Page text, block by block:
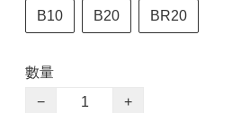
B10 B20 BR20
數量
−
+